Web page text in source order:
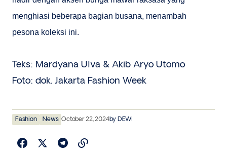
menghiasi beberapa bagian busana, menambah
pesona koleksi ini.
Teks: Mardyana Ulva & Akib Aryo Utomo
Foto: dok. Jakarta Fashion Week
Fashion News October 22, 2024by DEWI